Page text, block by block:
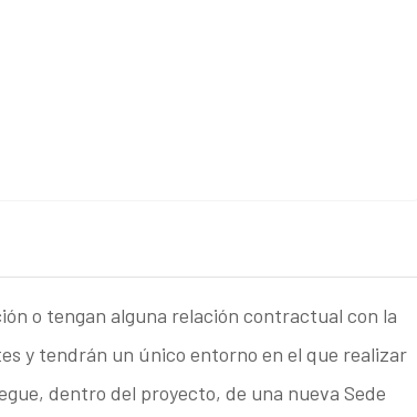
o tengan alguna relación contractual con la
y tendrán un único entorno en el que realizar
dentro del proyecto, de una nueva Sede